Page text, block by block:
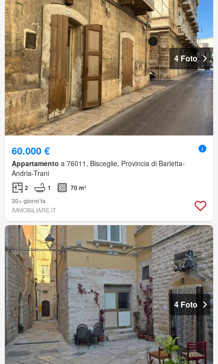
4 Foto
60.000 €
Appartamento a 76011, Bisceglie, Provincia di Barletta-
Andria-Trani
2 1
70 m²
30+ giorni fa
IMMOBILIARE.IT
4 Foto